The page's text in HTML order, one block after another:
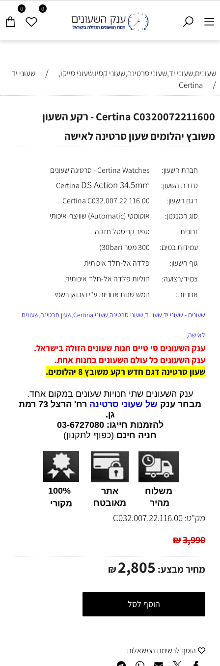
0 0
שעונים,שעוני יד,שעוני סרטינה,שעוני קסיו,שעוני סייקו, / שעוני יד
/
Certina
Certina C0320072211600 - רקע השעון
משובץ יהלומים שעון סרטינה לאישה
חברת השעון:
Certina Watches - סרטינה שעונים
סדרת השעון:
Certina DS Action 34.5mm
דגם השעון:
Certina C032.007.22.116.00
סוג המנגנון:
אוטומטי (Automatic) שוויצרי איכותי
זכוכית:
ספיר קריסטל חזקה
עמידות במים:
300 מטר (30bar)
גוף השעון:
פלדה אל-חלד איכותית
צמיד/רצועה:
חוליות פלדה אל-חלד איכותית
אחריות:
חמש שנות אחריות ע"י היבואן רשמי
שעונים - שעוני יד,שעון יד,שעוני סרטינה,שעוני Certina,שעון סרטינה,שעונים
לאישה,
ענק השעונים סי טיים חנות שעונים הזולה בישראל.
ענק השעונים כל עולם השעונים בחנות אחת.
שעון סרטינה דגם חדש רקע משובץ 8 יהלומים.
ענק השעונים שתי חנויות שעונים במקום אחד.
מבחר ענק של שעוני סרטינה
רח' הרצל 73 רמת
גן.
להזמנות חייגו: 03-6727080
חניה חינם (כפוף לתקנון)
משלוח
מהיר
אתר
מאובטח
100%
מקורי
מק"ט: C032.007.22.116.00
₪3,990
מחיר מבצע: ₪2,805
הוסף לסל
הוסף לרשימת המשאלות